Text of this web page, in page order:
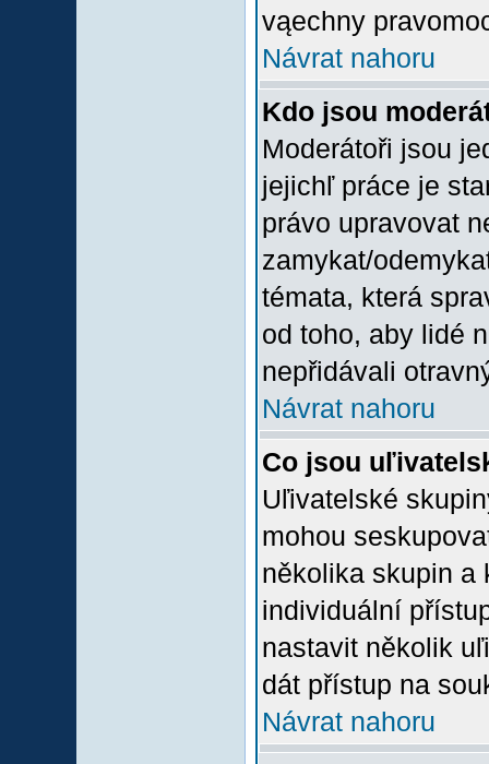
vąechny
Návrat nahoru
Kdo jsou
Moderátoři jsou
jejichľ práce je
právo upravovat
zamykat/
témata, která
od toho, aby lidé
nepřidávali
Návrat nahoru
Co jsou
Uľivatelské
mohou
několika skupin a
individuální
nastavit několik
dát přístup na
Návrat nahoru